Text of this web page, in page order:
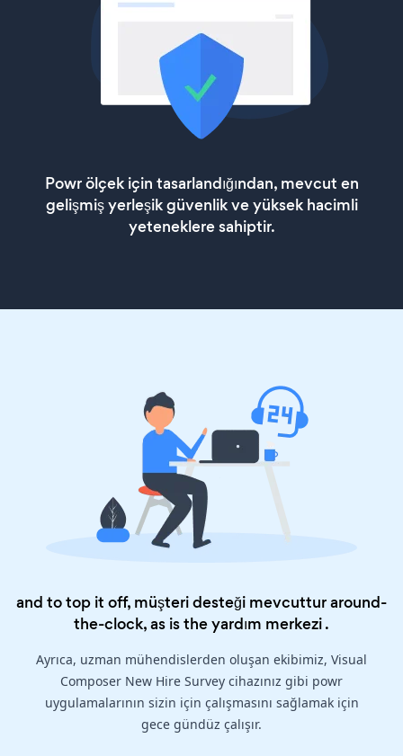
Powr ölçek için tasarlandığından, mevcut en
gelişmiş yerleşik güvenlik ve yüksek hacimli
yeteneklere sahiptir.
and to top it off, müşteri desteği mevcuttur around-
the-clock, as is theyardım merkezi.
Ayrıca, uzman mühendislerden oluşan ekibimiz, Visual
Composer New Hire Survey cihazınız gibi powr
uygulamalarının sizin için çalışmasını sağlamak için
gece gündüz çalışır.